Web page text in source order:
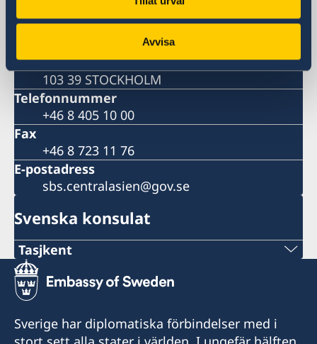
Avvisa
Utrikesdepartementet
Kansliet för stöd till mindre
utlandsmyndigheter (UD KSU)
103 39 STOCKHOLM
Telefonnummer
+46 8 405 10 00
Fax
+46 8 723 11 76
E-postadress
sbs.centralasien@gov.se
Svenska konsulat
Tasjkent
E-postadress:
sweconsulate.tashkent@gmail.com
Tel: +998 78 150 8595
Sverige har diplomatiska förbindelser med i